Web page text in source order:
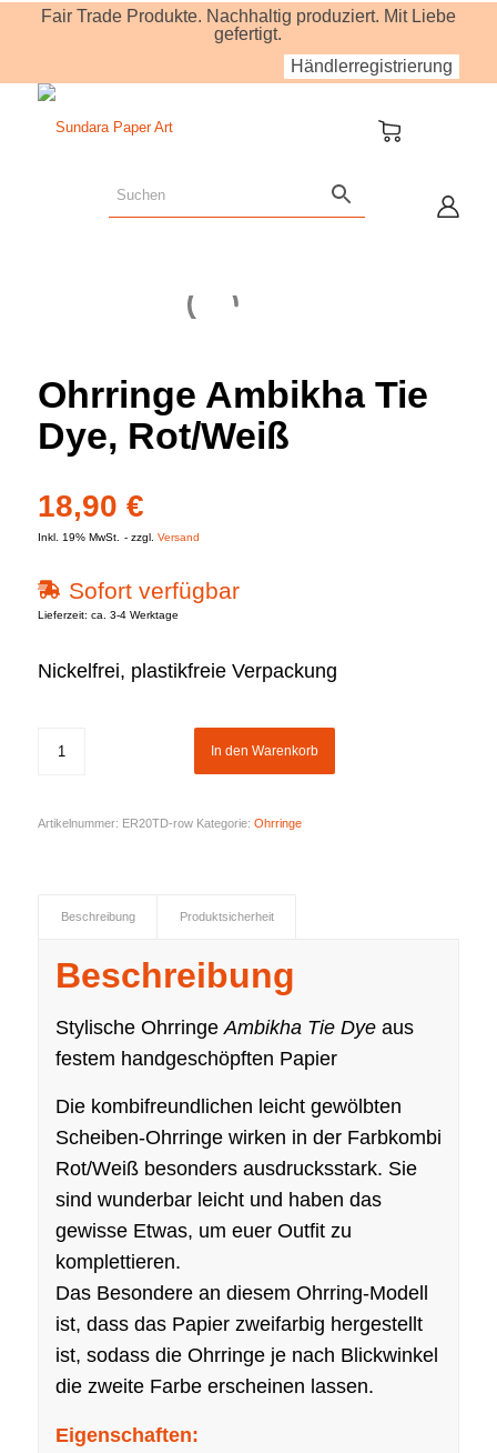
Fair Trade Produkte. Nachhaltig produziert. Mit Liebe
gefertigt.
Händlerregistrierung
Ohrringe Ambikha Tie
Dye, Rot/Weiß
18,90 €
Inkl. 19% MwSt. zzgl. Versand
Sofort verfügbar
Lieferzeit: ca. 3-4 Werktage
Nickelfrei, plastikfreie Verpackung
In den Warenkorb
Artikelnummer: ER20TD-row Kategorie: Ohrringe
Beschreibung Produktsicherheit
Beschreibung
Stylische OhrringeAmbikha Tie Dyeaus
festem handgeschöpften Papier
Die kombifreundlichen leicht gewölbten
Scheiben-Ohrringe wirken in der Farbkombi
Rot/Weiß besonders ausdrucksstark. Sie
sind wunderbar leicht und haben das
gewisse Etwas, um euer Outfit zu
komplettieren.
Das Besondere an diesem Ohrring-Modell
ist, dass das Papier zweifarbig hergestellt
ist, sodass die Ohrringe je nach Blickwinkel
die zweite Farbe erscheinen lassen.
Eigenschaften: